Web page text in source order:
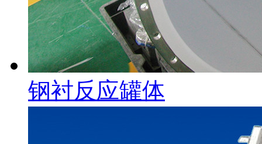
钢衬反应罐体